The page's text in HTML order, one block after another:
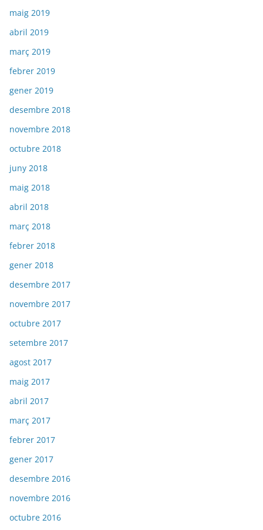
maig 2019
abril 2019
març 2019
febrer 2019
gener 2019
desembre 2018
novembre 2018
octubre 2018
juny 2018
maig 2018
abril 2018
març 2018
febrer 2018
gener 2018
desembre 2017
novembre 2017
octubre 2017
setembre 2017
agost 2017
maig 2017
abril 2017
març 2017
febrer 2017
gener 2017
desembre 2016
novembre 2016
octubre 2016